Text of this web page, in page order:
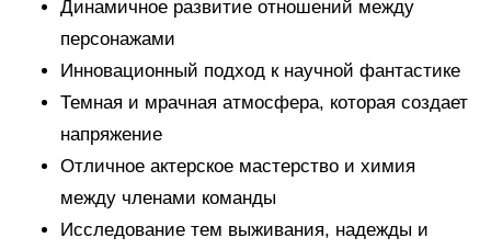
Динамичное развитие отношений между
персонажами
Инновационный подход к научной фантастике
Темная и мрачная атмосфера, которая создает
напряжение
Отличное актерское мастерство и химия
между членами команды
Исследование тем выживания, надежды и